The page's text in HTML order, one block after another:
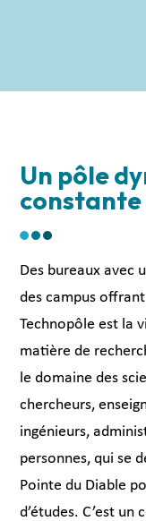
Un pôle
Des bureaux avec
des campus
Technopôle est la
matière de
le domaine des
chercheurs,
ingénieurs,
personnes, qui se
Pointe du Diable
d’études. C’est